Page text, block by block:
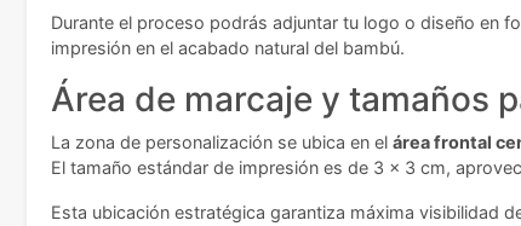
Durante el proceso podrás adjuntar tu logo o diseño en
impresión en el acabado natural del bambú.
Área de marcaje y tamaños
La zona de personalización se ubica en el área frontal
El tamaño estándar de impresión es de 3 x 3 cm,
Esta ubicación estratégica garantiza máxima visibilidad